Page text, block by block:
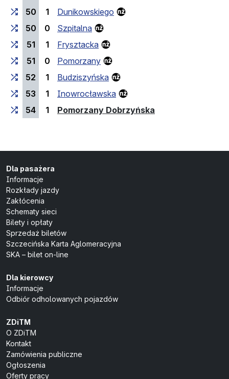
50
1
Dunikowskiego
50
0
Szpitalna
51
1
Frysztacka
51
0
Pomorzany
52
1
Budziszyńska
53
1
Inowrocławska
54
1 Pomorzany Dobrzyńska
Dla pasażera
Informacje
Rozkłady jazdy
Zakłócenia
Schematy sieci
Bilety i opłaty
Sprzedaż biletów
Szczecińska Karta Aglomeracyjna
SKA – bilet on-line
Dla kierowcy
Informacje
Odbiór odholowanych pojazdów
ZDiTM
O ZDiTM
Kontakt
Zamówienia publiczne
Ogłoszenia
Oferty pracy